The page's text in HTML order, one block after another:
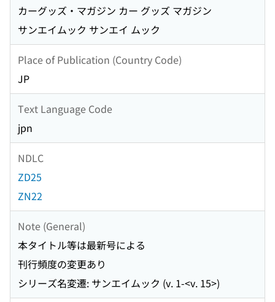
カーグッズ・マガジン カー グッズ マガジン
サンエイムック サンエイ ムック
Place of Publication (Country Code)
JP
Text Language Code
jpn
NDLC
ZD25
ZN22
Note (General)
本タイトル等は最新号による
刊行頻度の変更あり
シリーズ名変遷: サンエイムック (v. 1-<v. 15>)